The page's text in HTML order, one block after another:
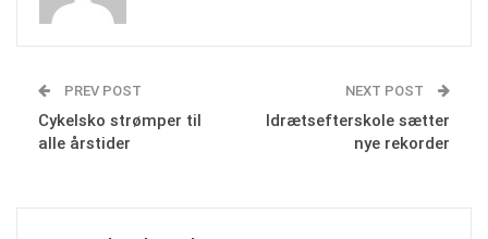
PREV POST
Cykelsko strømper til
alle årstider
NEXT POST
Idrætsefterskole sætter
nye rekorder